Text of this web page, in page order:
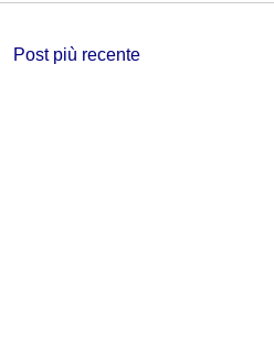
Post più recente